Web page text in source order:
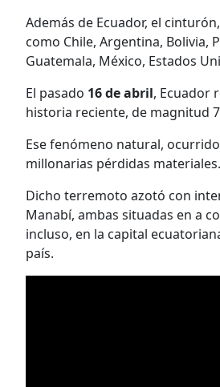
Además de Ecuador, el
como Chile, Argentina, Bolivia,
Guatemala, México, Estados
El pasado 16 de abril, Ecuador
historia reciente, de magnitud
Ese fenómeno natural,
millonarias pérdidas materiales.
Dicho terremoto azotó con
Manabí, ambas situadas en a
incluso, en la capital
país.